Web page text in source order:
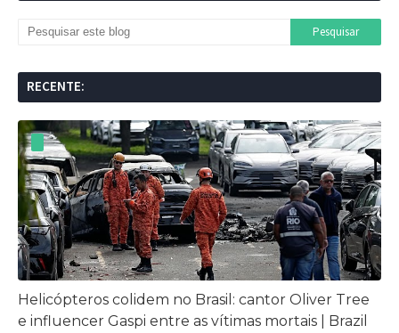
RECENTE:
Helicópteros colidem no Brasil: cantor Oliver Tree
e influencer Gaspi entre as vítimas mortais | Brazil